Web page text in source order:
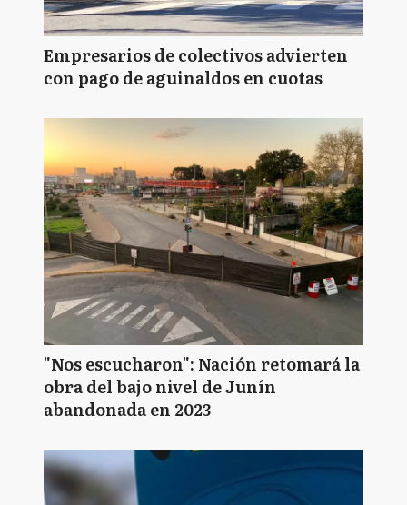
Empresarios de colectivos advierten
con pago de aguinaldos en cuotas
"Nos escucharon": Nación retomará la
obra del bajo nivel de Junín
abandonada en 2023